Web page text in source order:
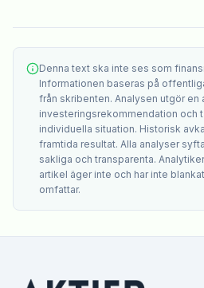
Denna text ska inte ses som
Informationen baseras på
från skribenten. Analysen utgör en
investeringsrekommendation och
individuella situation. Historisk
framtida resultat. Alla analyser
sakliga och transparenta.
artikel äger inte och har inte
omfattar.